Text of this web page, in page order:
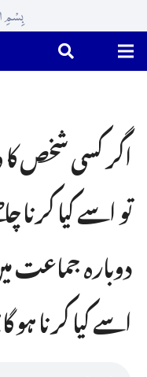
بِسْمِ
اگر کسی شخص
تو اسے کیا کرنا
دوبارہ جماعت
اسے کیا کرنا ہو